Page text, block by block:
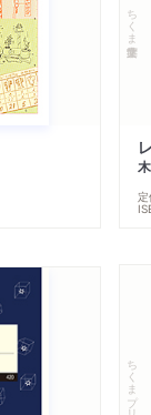
ちくま学芸文庫
ちくまプリマー新書